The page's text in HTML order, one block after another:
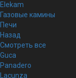
Elekam
Газовые камины
Печи
Назад
Смотреть все
Guca
Panadero
Lacunza